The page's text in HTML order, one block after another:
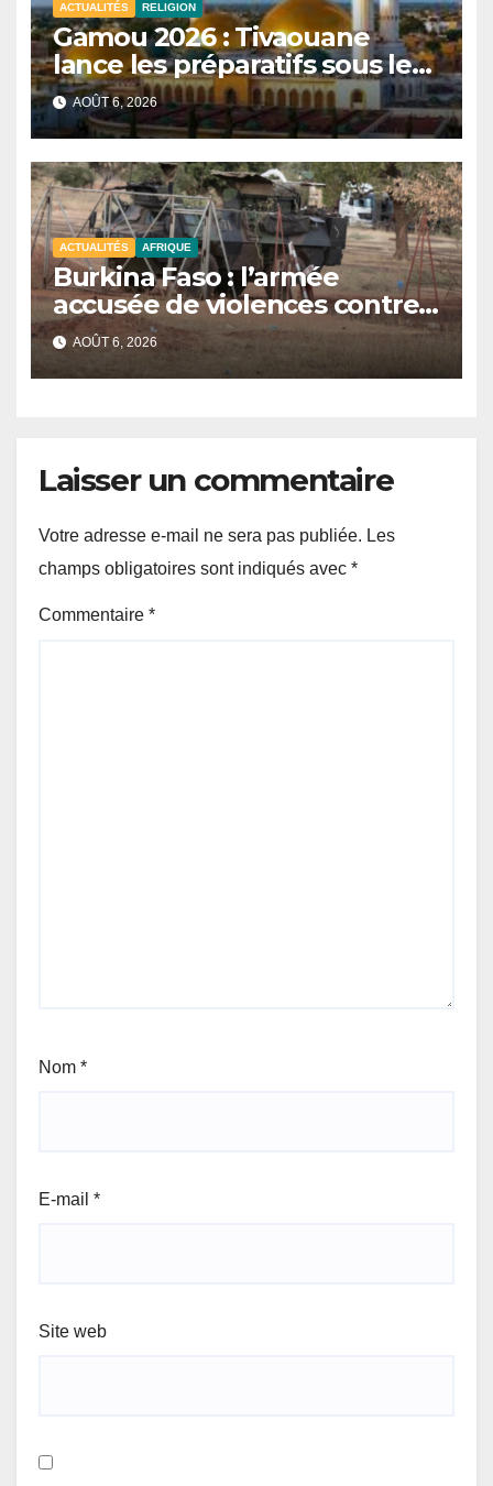
ACTUALITÉS RELIGION
Gamou 2026 : Tivaouane
lance les préparatifs sous le
signe de l’unité et du Tawhid.
AOÛT 6, 2026
ACTUALITÉS AFRIQUE
Burkina Faso : l’armée
accusée de violences contre
des civils après une attaque
jihadiste.
AOÛT 6, 2026
Laisser un commentaire
Votre adresse e-mail ne sera pas publiée. Les
champs obligatoires sont indiqués avec *
Commentaire *
Nom *
E-mail *
Site web